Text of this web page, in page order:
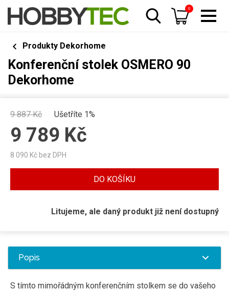
0
Produkty Dekorhome
Konferenční stolek OSMERO 90
Dekorhome
9 887Kč Ušetříte 1%
9 789 Kč
8 090 Kč bez DPH
DO KOŠÍKU
Litujeme, ale daný produkt již není dostupný
Popis
S tímto mimořádným konferenčním stolkem se do vašeho